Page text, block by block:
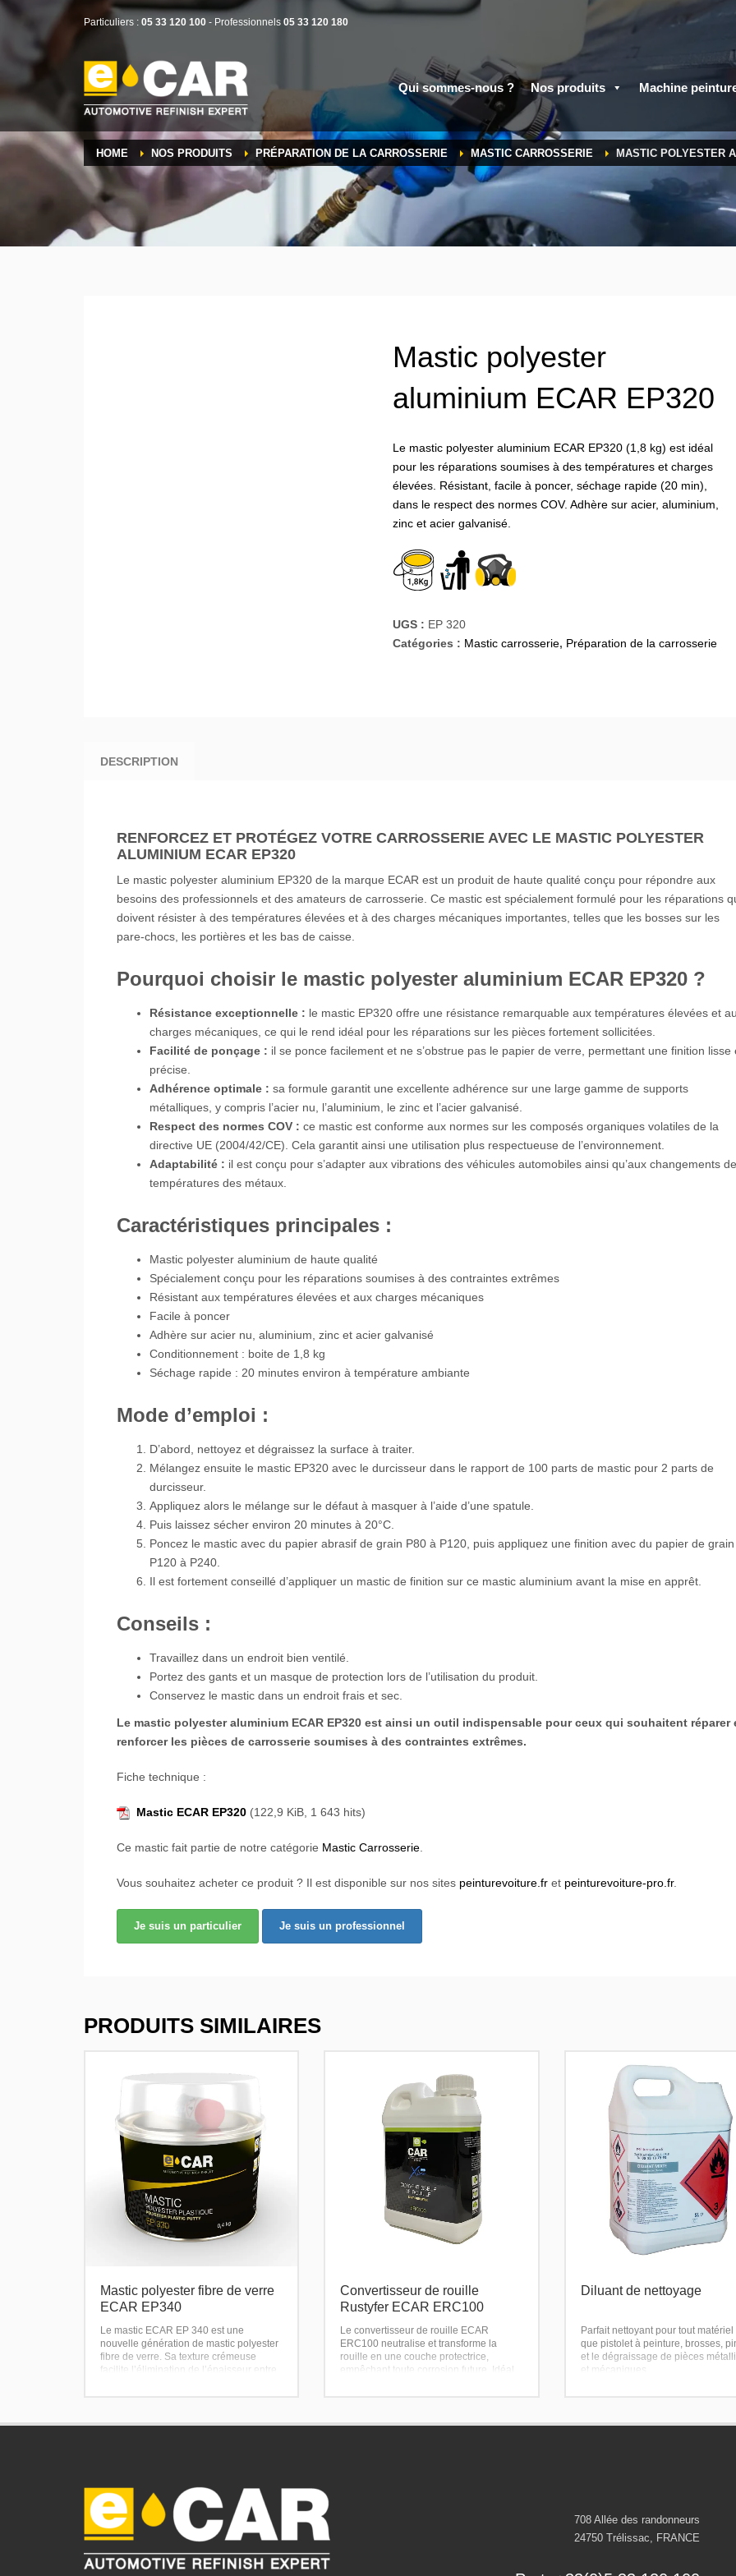
Particuliers : 05 33 120 100 - Professionnels 05 33 120 180
Qui sommes-nous ? Nos produits Machine
HOME NOS PRODUITS PRÉPARATION DE LA CARROSSERIE MASTIC CARROSSERIE MASTIC POLYESTER
Mastic polyester
aluminium ECAR EP320
Le mastic polyester aluminium ECAR EP320 (1,8 kg) est idéal
pour les réparations soumises à des températures et charges
élevées. Résistant, facile à poncer, séchage rapide (20 min),
dans le respect des normes COV. Adhère sur acier, aluminium,
zinc et acier galvanisé.
UGS : EP 320
Catégories : Mastic carrosserie, Préparation de la carrosserie
DESCRIPTION
RENFORCEZ ET PROTÉGEZ VOTRE CARROSSERIE AVEC LE MASTIC POLYESTER
ALUMINIUM ECAR EP320
Le mastic polyester aluminium EP320 de la marque ECAR est un produit de haute qualité conçu pour répondre aux
besoins des professionnels et des amateurs de carrosserie. Ce mastic est spécialement formulé pour les réparations
doivent résister à des températures élevées et à des charges mécaniques importantes, telles que les bosses sur les
pare-chocs, les portières et les bas de caisse.
Pourquoi choisir le mastic polyester aluminium ECAR EP320 ?
Résistance exceptionnelle : le mastic EP320 offre une résistance remarquable aux températures élevées et
charges mécaniques, ce qui le rend idéal pour les réparations sur les pièces fortement sollicitées.
Facilité de ponçage : il se ponce facilement et ne s’obstrue pas le papier de verre, permettant une finition lisse
précise.
Adhérence optimale : sa formule garantit une excellente adhérence sur une large gamme de supports
métalliques, y compris l’acier nu, l’aluminium, le zinc et l’acier galvanisé.
Respect des normes COV : ce mastic est conforme aux normes sur les composés organiques volatiles de la
directive UE (2004/42/CE). Cela garantit ainsi une utilisation plus respectueuse de l’environnement.
Adaptabilité : il est conçu pour s’adapter aux vibrations des véhicules automobiles ainsi qu’aux changements de
températures des métaux.
Caractéristiques principales :
Mastic polyester aluminium de haute qualité
Spécialement conçu pour les réparations soumises à des contraintes extrêmes
Résistant aux températures élevées et aux charges mécaniques
Facile à poncer
Adhère sur acier nu, aluminium, zinc et acier galvanisé
Conditionnement : boite de 1,8 kg
Séchage rapide : 20 minutes environ à température ambiante
Mode d’emploi :
D’abord, nettoyez et dégraissez la surface à traiter.
Mélangez ensuite le mastic EP320 avec le durcisseur dans le rapport de 100 parts de mastic pour 2 parts de
durcisseur.
Appliquez alors le mélange sur le défaut à masquer à l’aide d’une spatule.
Puis laissez sécher environ 20 minutes à 20°C.
Poncez le mastic avec du papier abrasif de grain P80 à P120, puis appliquez une finition avec du papier de grain
P120 à P240.
Il est fortement conseillé d’appliquer un mastic de finition sur ce mastic aluminium avant la mise en apprêt.
Conseils :
Travaillez dans un endroit bien ventilé.
Portez des gants et un masque de protection lors de l’utilisation du produit.
Conservez le mastic dans un endroit frais et sec.
Le mastic polyester aluminium ECAR EP320 est ainsi un outil indispensable pour ceux qui souhaitent réparer
renforcer les pièces de carrosserie soumises à des contraintes extrêmes.
Fiche technique :
Mastic ECAR EP320 (122,9 KiB, 1 643 hits)
Ce mastic fait partie de notre catégorie Mastic Carrosserie
Vous souhaitez acheter ce produit ? Il est disponible sur nos sites peinturevoiture.fr et peinturevoiture-pro.fr.
Je suis un particulier Je suis un professionnel
PRODUITS SIMILAIRES
Mastic polyester fibre de verre
ECAR EP340
Le mastic ECAR EP 340 est une
nouvelle génération de mastic polyester
fibre de verre. Sa texture crémeuse
facilite l’élimination de l’épaisseur entre
Convertisseur de rouille
Rustyfer ECAR ERC100
Le convertisseur de rouille ECAR
ERC100 neutralise et transforme la
rouille en une couche protectrice,
empêchant toute corrosion future. Idéal
finitions ultérieures.
Diluant de nettoyage
Parfait nettoyant pour tout matériel
que pistolet à peinture, brosses,
et le dégraissage de pièces
et mécaniques
708 Allée des randonneurs
24750 Trélissac, FRANCE